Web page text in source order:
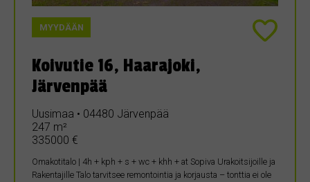
MYYDÄÄN
Koivutie 16, Haarajoki,
Järvenpää
Uusimaa • 04480 Järvenpää
247 m²
335000 €
Omakotitalo | 4h + kph + s + wc + khh + at Sopiva Urakoitsijoille ja
Rakentajille Talo tarvitsee remontointia ja korjausta – tonttia ei ole